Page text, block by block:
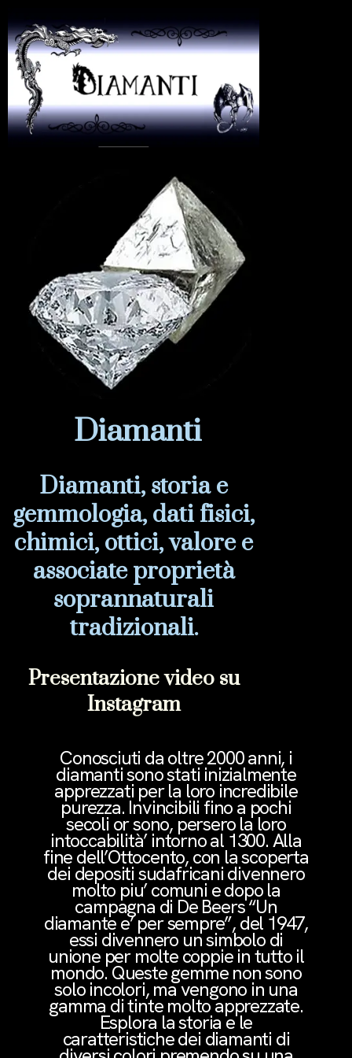
Diamanti
Diamanti, storia e
gemmologia, dati fisici,
chimici, ottici, valore e
associate proprietà
soprannaturali
tradizionali.
Presentazione video su
Instagram
Conosciuti da oltre 2000 anni, i
diamanti sono stati inizialmente
apprezzati per la loro incredibile
purezza. Invincibili fino a pochi
secoli or sono, persero la loro
intoccabilità’ intorno al 1300. Alla
fine dell’Ottocento, con la scoperta
dei depositi sudafricani divennero
molto piu’ comuni e dopo la
campagna di De Beers “Un
diamante e’ per sempre”, del 1947,
essi divennero un simbolo di
unione per molte coppie in tutto il
mondo. Queste gemme non sono
solo incolori, ma vengono in una
gamma di tinte molto apprezzate.
Esplora la storia e le
caratteristiche dei diamanti di